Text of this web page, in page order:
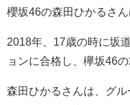
櫻坂46の森田ひかるさ
2018年、17歳の時に坂
ョンに合格し、欅坂46
森田ひかるさんは、グ